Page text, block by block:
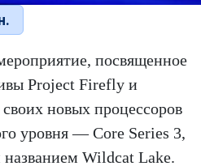
посвященное
Project Firefly и
новых процессоров
уровня — Core Series 3,
Wildcat Lake.